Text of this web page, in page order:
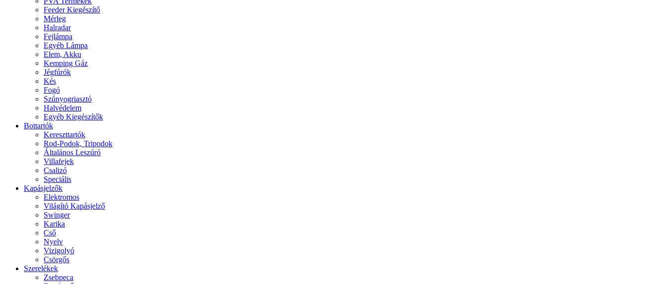
Feeder Kiegészítő
Mérleg
Halradar
Fejlámpa
Egyéb Lámpa
Elem, Akku
Kemping Gáz
Jégfúrók
Kés
Fogó
Szúnyogriasztó
Halvédelem
Egyéb Kiegészítők
Bottartók
Kereszttartók
Rod-Podok, Tripodok
Általános Leszúró
Villafejek
Csalizó
Speciális
Kapásjelzők
Elektromos
Világító Kapásjelző
Swinger
Karika
Cső
Nyelv
Vizigolyó
Csörgős
Szerelékek
Zsebpeca